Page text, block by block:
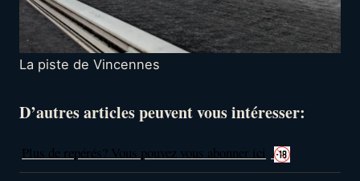
La piste de Vincennes
D’autres articles peuvent vous intéresser:
Plus de repérés? Vous pouvez vous abonner ici